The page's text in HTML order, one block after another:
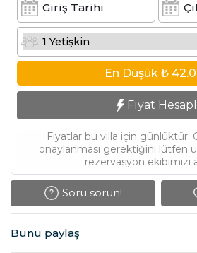
En Düşük ₺
Fiyat
Fiyatlar bu villa için günlüktür.
onaylanması gerektiğini lütfen
rezervasyon ekibimizi
Soru sorun!
Bunu paylaş